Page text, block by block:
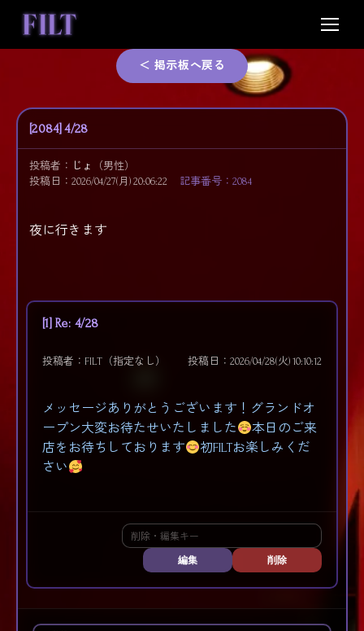
content
＜ 掲示板へ戻る
[2084] 4/28
投稿者： じょ
（男性）
投稿日：2026/04/27(月) 20:06:22
記事番号：2084
夜に行きます
[1] Re: 4/28
投稿者：FILT（指定なし） 投稿日：2026/04/28(火) 10:10:12
メッセージありがとうございます！グランドオ
ープン大変お待たせいたしました
本日のご来
店をお待ちしております
初FILTお楽しみくだ
さい
編集 削除